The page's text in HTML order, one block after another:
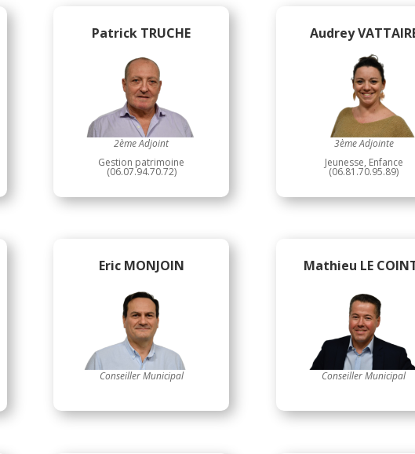
Patrick TRUCHE
2ème Adjoint
Gestion patrimoine
(06.07.94.70.72)
Audrey
3ème Adjointe
Jeunesse, Enfance
(06.81.70.95.89)
Eric MONJOIN
Conseiller Municipal
Mathieu LE
Conseiller Municipal